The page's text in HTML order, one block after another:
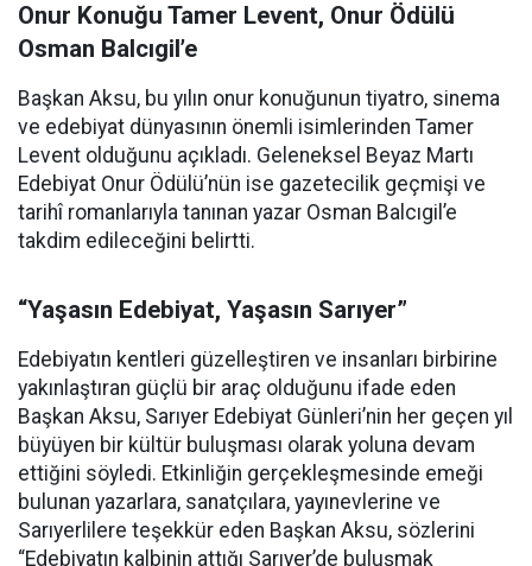
Onur Konuğu Tamer Levent, Onur Ödülü
Osman Balcıgil’e
Başkan Aksu, bu yılın onur konuğunun tiyatro, sinema
ve edebiyat dünyasının önemli isimlerinden Tamer
Levent olduğunu açıkladı. Geleneksel Beyaz Martı
Edebiyat Onur Ödülü’nün ise gazetecilik geçmişi ve
tarihî romanlarıyla tanınan yazar Osman Balcıgil’e
takdim edileceğini belirtti.
“Yaşasın Edebiyat, Yaşasın Sarıyer”
Edebiyatın kentleri güzelleştiren ve insanları birbirine
yakınlaştıran güçlü bir araç olduğunu ifade eden
Başkan Aksu, Sarıyer Edebiyat Günleri’nin her geçen yıl
büyüyen bir kültür buluşması olarak yoluna devam
ettiğini söyledi. Etkinliğin gerçekleşmesinde emeği
bulunan yazarlara, sanatçılara, yayınevlerine ve
Sarıyerlilere teşekkür eden Başkan Aksu, sözlerini
“Edebiyatın kalbinin attığı Sarıyer’de buluşmak